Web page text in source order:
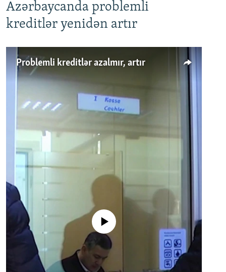
Azərbaycanda problemli
kreditlər yenidən artır
Problemli kreditlər azalmır, artır
No media source currently available